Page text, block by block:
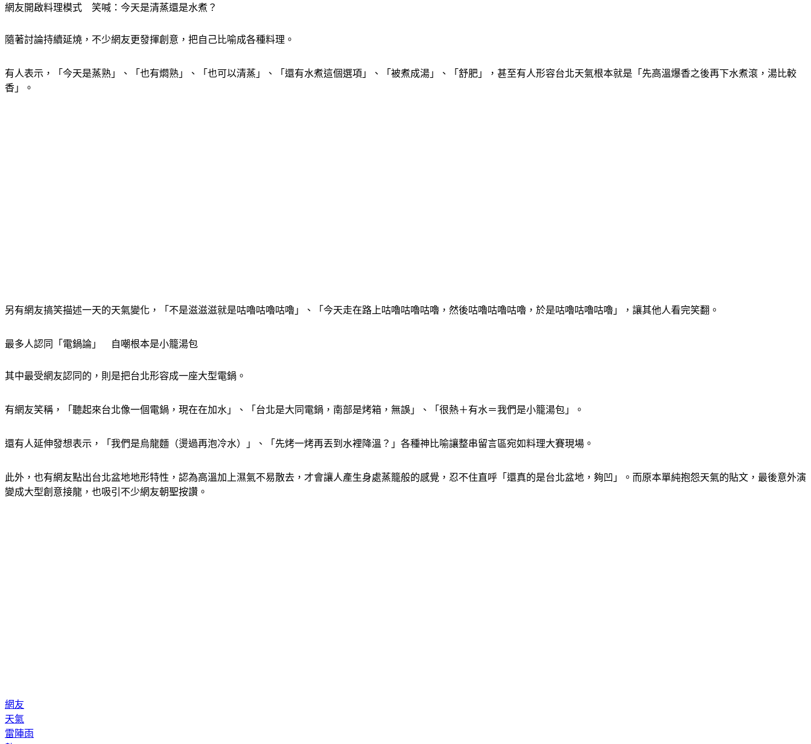
網友開啟料理模式　笑喊：今天是清蒸還是水煮？
隨著討論持續延燒，不少網友更發揮創意，把自己比喻成各種料理。
有人表示，「今天是蒸熟」、「也有燜熟」、「也可以清蒸」、「還有水煮這個選項」、「被煮成湯」、「舒肥」，甚至有人形容台北天氣根本就是「先高溫爆香之後再下水煮滾，湯比較
香」。
另有網友搞笑描述一天的天氣變化，「不是滋滋滋就是咕嚕咕嚕咕嚕」、「今天走在路上咕嚕咕嚕咕嚕，然後咕嚕咕嚕咕嚕，於是咕嚕咕嚕咕嚕」，讓其他人看完笑翻。
最多人認同「電鍋論」　自嘲根本是小籠湯包
其中最受網友認同的，則是把台北形容成一座大型電鍋。
有網友笑稱，「聽起來台北像一個電鍋，現在在加水」、「台北是大同電鍋，南部是烤箱，無誤」、「很熱＋有水＝我們是小籠湯包」。
還有人延伸發想表示，「我們是烏龍麵（燙過再泡冷水）」、「先烤一烤再丟到水裡降溫？」各種神比喻讓整串留言區宛如料理大賽現場。
此外，也有網友點出台北盆地地形特性，認為高溫加上濕氣不易散去，才會讓人產生身處蒸籠般的感覺，忍不住直呼「還真的是台北盆地，夠凹」。而原本單純抱怨天氣的貼文，最後意外演
變成大型創意接龍，也吸引不少網友朝聖按讚。
網友
天氣
雷陣雨